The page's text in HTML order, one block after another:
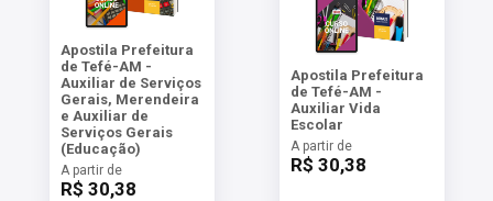
Apostila Prefeitura
de Tefé-AM -
Auxiliar de Serviços
Gerais, Merendeira
e Auxiliar de
Serviços Gerais
(Educação)
A partir de
R$ 30,38
Apostila Prefeitura
de Tefé-AM -
Auxiliar Vida
Escolar
A partir de
R$ 30,38